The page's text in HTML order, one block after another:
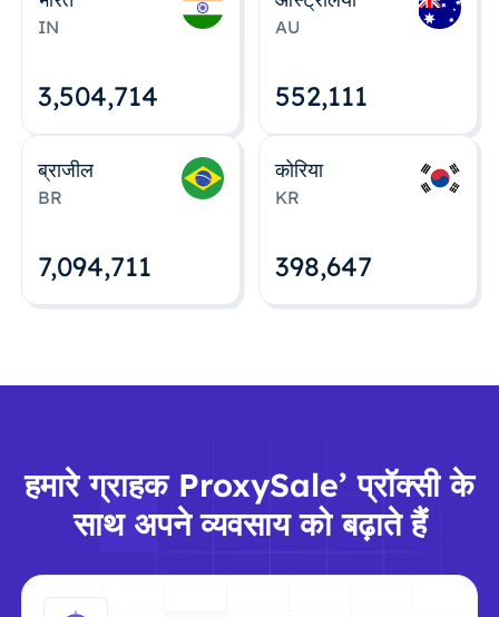
IN
3,504,715
AU
552,112
ब्राजील
BR
7,094,712
कोरिया
KR
398,648
हमारे ग्राहक ProxySale’ प्रॉक्सी के
साथ अपने व्यवसाय को बढ़ाते हैं